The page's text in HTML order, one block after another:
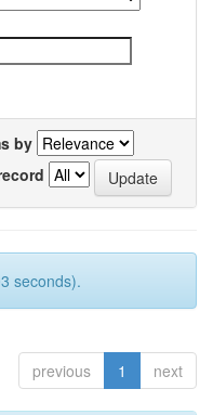
by
seconds).
previous 1 next